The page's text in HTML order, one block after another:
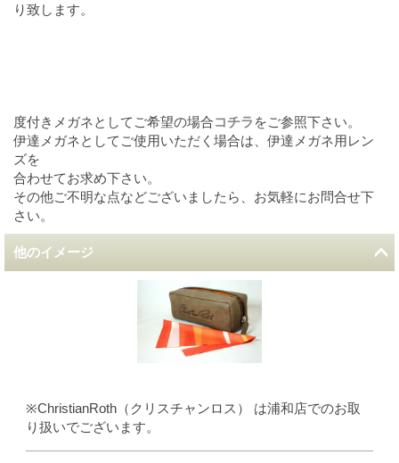
り致します。
度付きメガネとしてご希望の場合コチラ をご参照下さい。
伊達メガネとしてご使用いただく場合は、伊達メガネ用レン
ズを
合わせてお求め下さい。
その他ご不明な点などございましたら、お気軽にお問合せ下
さい。
他のイメージ
※ChristianRoth（クリスチャンロス） は浦和店でのお取
り扱いでございます。